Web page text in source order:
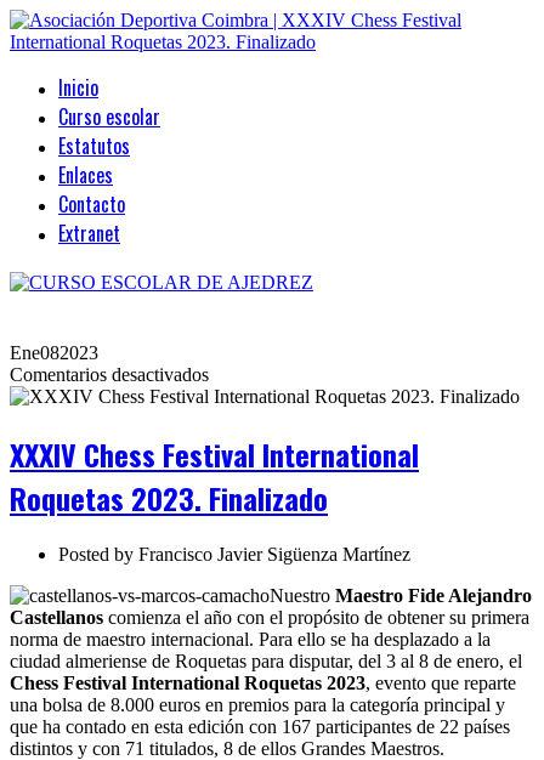
Inicio
Curso escolar
Estatutos
Enlaces
Contacto
Extranet
Ene082023
Comentarios desactivadosen
XXXIV
International
2023.
XXXIV Chess Festival International
Roquetas 2023. Finalizado
Posted by Francisco Javier Sigüenza Martínez
Nuestro Maestro Fide Alejandro
Castellanos comienza el año con el propósito de obtener su primera
norma de maestro internacional. Para ello se ha desplazado a la
ciudad almeriense de Roquetas para disputar, del 3 al 8 de enero, el
Chess Festival International Roquetas 2023, evento que reparte
una bolsa de 8.000 euros en premios para la categoría principal y
que ha contado en esta edición con 167 participantes de 22 países
distintos y con 71 titulados, 8 de ellos Grandes Maestros.